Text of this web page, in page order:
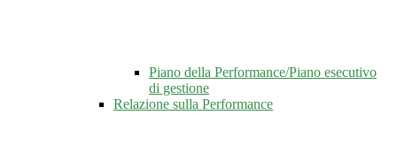
Piano della Performance/Piano esecutivo
di gestione
Relazione sulla Performance